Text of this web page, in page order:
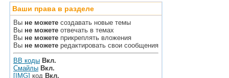
Ваши права в разделе
Вы не можете создавать новые темы
Вы не можете отвечать в темах
Вы не можете прикреплять вложения
Вы не можете редактировать свои сообщения
BB коды Вкл.
Смайлы Вкл.
[IMG] код Вкл.